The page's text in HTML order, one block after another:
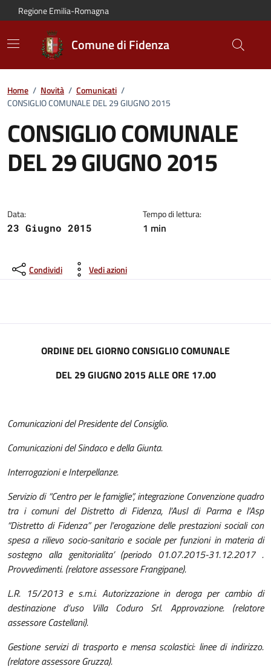
Vai al contenuto principale
Vai alla navigazione del sito
Vai al piede di pagina
Regione Emilia-Romagna
Comune di Fidenza
Home / Novità / Comunicati /
CONSIGLIO COMUNALE DEL 29 GIUGNO 2015
CONSIGLIO COMUNALE
DEL 29 GIUGNO 2015
Data:
23 Giugno 2015
Tempo di lettura:
1 min
Condividi Vedi azioni
ORDINE DEL GIORNO CONSIGLIO COMUNALE
DEL 29GIUGNO 2015 ALLE ORE 17.00
Comunicazioni del Presidente del Consiglio.
Comunicazioni del Sindaco e della Giunta.
Interrogazioni e Interpellanze.
Servizio di “Centro per le famiglie”, integrazione Convenzione quadro
tra i comuni del Distretto di Fidenza, l’Ausl di Parma e l’Asp
“Distretto di Fidenza” per l’erogazione delle prestazioni sociali con
spesa a rilievo socio-sanitario e sociale per funzioni in materia di
sostegno alla genitorialita’ (periodo 01.07.2015-31.12.2017 .
Provvedimenti. (relatore assessore Frangipane).
L.R. 15/2013 e s.m.i. Autorizzazione in deroga per cambio di
destinazione d’uso Villa Coduro Srl. Approvazione. (relatore
assessore Castellani).
Gestione servizi di trasporto e mensa scolastici: linee di indirizzo.
(relatore assessore Gruzza).